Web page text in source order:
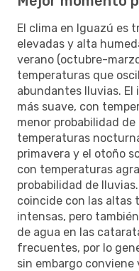
El clima en Iguazú es
elevadas y alta
verano (octubre-
temperaturas que
abundantes lluvias. El
más suave, con
menor probabilidad
temperaturas
primavera y el otoño
con temperaturas
probabilidad de
coincide con las altas
intensas, pero
de agua en las
frecuentes, por lo
sin embargo